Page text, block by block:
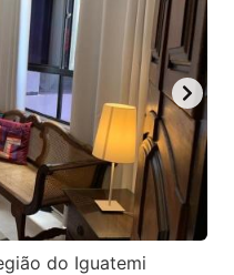
do Iguatemi